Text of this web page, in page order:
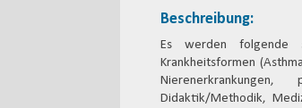
Beschreibung:
Es werden folgende
Krankheitsformen
Didaktik/Methodik,